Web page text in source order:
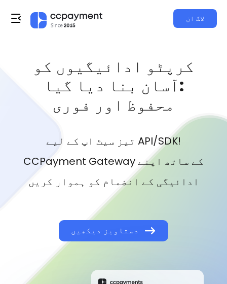
لاگ ان
کرپٹو ادائیگیوں کو
آسان بنا دیا گیا:
محفوظ اور فوری
تیز سیٹ اپ کے لیے API/SDK!
CCPayment Gateway کے ساتھ اپنے
ادائیگی کے انضمام کو ہموار کریں
دستاویز دیکھیں